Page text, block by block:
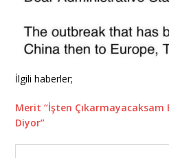
İlgili haberler;
Merit “İşten Çıkarmayacaksam
Diyor”